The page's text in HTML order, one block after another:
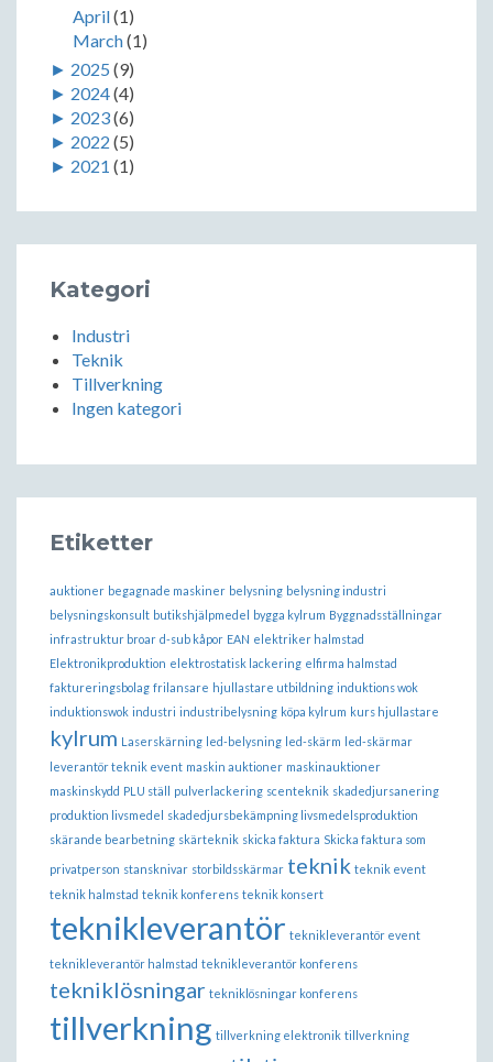
April(1)
March(1)
► 2025 (9)
► 2024(4)
► 2023(6)
► 2022 (5)
► 2021 (1)
Kategori
Industri
Teknik
Tillverkning
Ingen kategori
Etiketter
auktioner begagnade maskiner belysning belysning industri
belysningskonsult butikshjälpmedel bygga kylrum Byggnadsställningar
infrastruktur broar d-sub kåpor EAN elektriker halmstad
Elektronikproduktion elektrostatisk lackering elfirma halmstad
faktureringsbolag frilansare hjullastare utbildning induktions wok
induktionswok industri industribelysning köpa kylrum kurs hjullastare
kylrum Laserskärning led-belysning led-skärm
led-skärmar
leverantör teknik event maskin auktioner maskinauktioner
maskinskydd PLU ställ pulverlackering scenteknik skadedjursanering
produktion livsmedel
skadedjursbekämpning livsmedelsproduktion
skärande bearbetning skärteknik skicka faktura Skicka faktura som
privatperson stansknivar storbildsskärmar teknik teknik event
teknik halmstad teknik konferens teknik konsert
teknikleverantör teknikleverantör event
teknikleverantör halmstad teknikleverantör konferens
tekniklösningar tekniklösningar konferens
tillverkning tillverkning elektronik tillverkning